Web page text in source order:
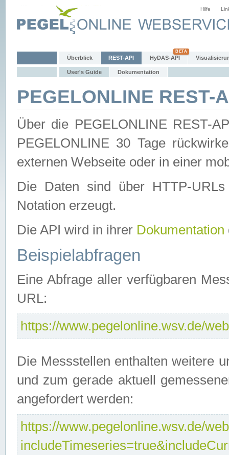
Hilfe
Überblick REST-API HyDAS-API
User's Guide Dokumentation
PEGELONLINE REST-
Über die PEGELONLINE REST-
PEGELONLINE 30 Tage
externen Webseite oder in einer
Die Daten sind über HTTP-
Notation erzeugt.
Die API wird in ihrer Dokumentation
Beispielabfragen
Eine Abfrage aller verfügbaren
URL:
https://www.pegelonline.wsv.de/
Die Messstellen enthalten weitere
und zum gerade aktuell
angefordert werden:
https://www.pegelonline.wsv.de/